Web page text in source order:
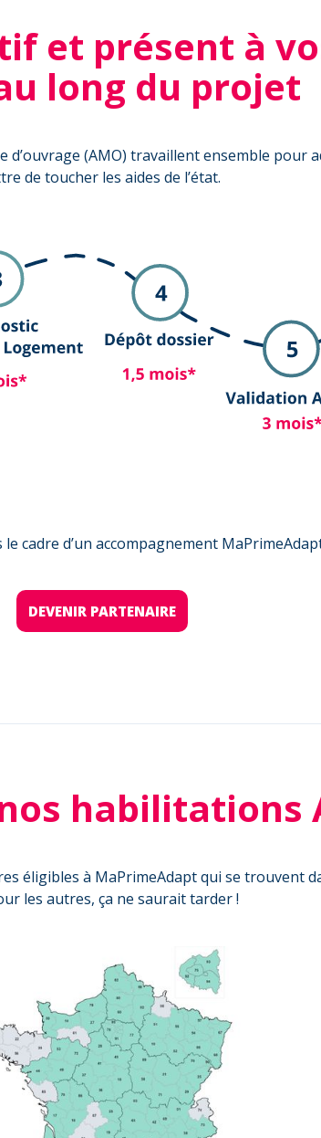
et présent à
long du projet
(AMO) travaillent ensemble pour
de toucher les aides de l’état.
le cadre d’un accompagnement
DEVENIR PARTENAIRE
habilitations
éligibles à MaPrimeAdapt qui se trouvent
les autres, ça ne saurait tarder !